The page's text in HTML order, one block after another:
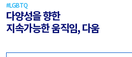
#LGBTQ
다양성을 향한
지속가능한 움직임, 다움